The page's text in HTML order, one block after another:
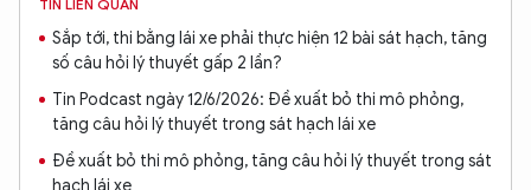
TIN LIÊN QUAN
Sắp tới, thi bằng lái xe phải thực hiện 12 bài sát hạch, tăng
số câu hỏi lý thuyết gấp 2 lần?
Tin Podcast ngày 12/6/2026: Đề xuất bỏ thi mô phỏng,
tăng câu hỏi lý thuyết trong sát hạch lái xe
Đề xuất bỏ thi mô phỏng, tăng câu hỏi lý thuyết trong sát